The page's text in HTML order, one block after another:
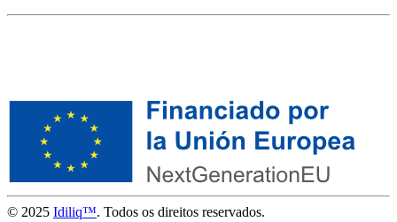
© 2025 Idiliq™. Todos os direitos reservados.